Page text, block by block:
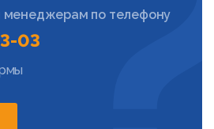
менеджерам по телефону
03